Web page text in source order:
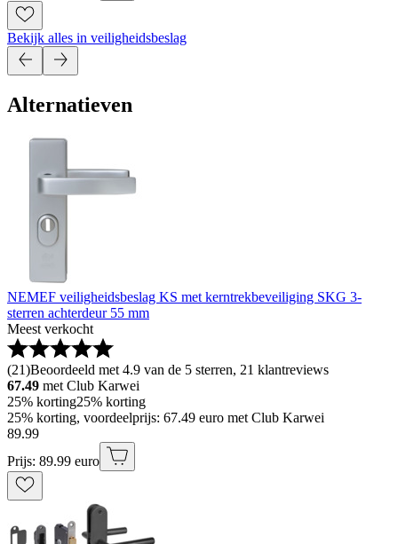
Bekijk alles in veiligheidsbeslag
Alternatieven
NEMEF veiligheidsbeslag KS met kerntrekbeveiliging SKG 3-
sterren achterdeur 55 mm
Meest verkocht
(21)Beoordeeld met 4.9 van de 5 sterren, 21 klantreviews
67.49 met Club Karwei
25% korting25% korting
25% korting, voordeelprijs: 67.49 euro met Club Karwei
89.99
Prijs: 89.99 euro